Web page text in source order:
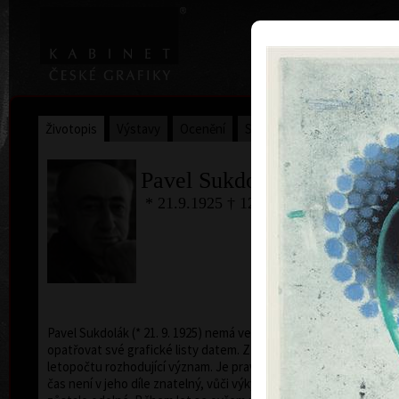
Home |
Životopis
Pavel Sukdolák
* 21.9.1925 † 12.6.2022
Pavel Sukdolák (* 21. 9. 1925) nemá ve zvyku
opatřovat své grafické listy datem. Zřejmě nepřikládá
letopočtu rozhodující význam. Je pravda, že míjející
čas není v jeho díle znatelný, vůči výkyvům času